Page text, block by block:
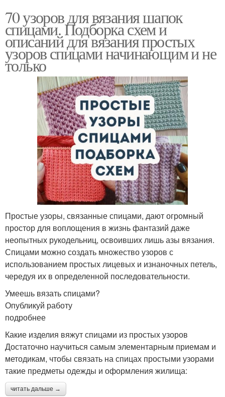
70 узоров для вязания шапок
спицами. Подборка схем и
описаний для вязания простых
узоров спицами начинающим и не
только
Простые узоры, связанные спицами, дают огромный
простор для воплощения в жизнь фантазий даже
неопытных рукодельниц, освоивших лишь азы вязания.
Спицами можно создать множество узоров с
использованием простых лицевых и изнаночных петель,
чередуя их в определенной последовательности.
Умеешь вязать спицами?
Опубликуй работу
подробнее
Какие изделия вяжут спицами из простых узоров
Достаточно научиться самым элементарным приемам и
методикам, чтобы связать на спицах простыми узорами
такие предметы одежды и оформления жилища:
читать дальше →